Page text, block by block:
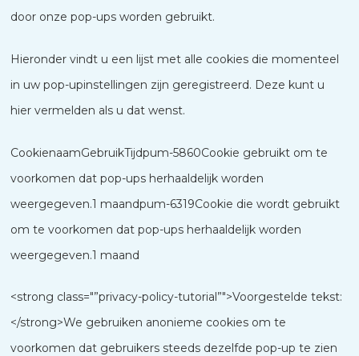
door onze pop-ups worden gebruikt.
Hieronder vindt u een lijst met alle cookies die momenteel
in uw pop-upinstellingen zijn geregistreerd. Deze kunt u
hier vermelden als u dat wenst.
CookienaamGebruikTijdpum-5860Cookie gebruikt om te
voorkomen dat pop-ups herhaaldelijk worden
weergegeven.1 maandpum-6319Cookie die wordt gebruikt
om te voorkomen dat pop-ups herhaaldelijk worden
weergegeven.1 maand
<strong class="”privacy-policy-tutorial”">Voorgestelde tekst:
</strong>We gebruiken anonieme cookies om te
voorkomen dat gebruikers steeds dezelfde pop-up te zien